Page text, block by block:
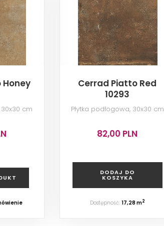
30x30 cm
Cerrad Piatto Red
10293
Płytka podłogowa, 30x30 cm
82,00 PLN
DODAJ DO
KOSZYKA
Dostępność:17,28 m2